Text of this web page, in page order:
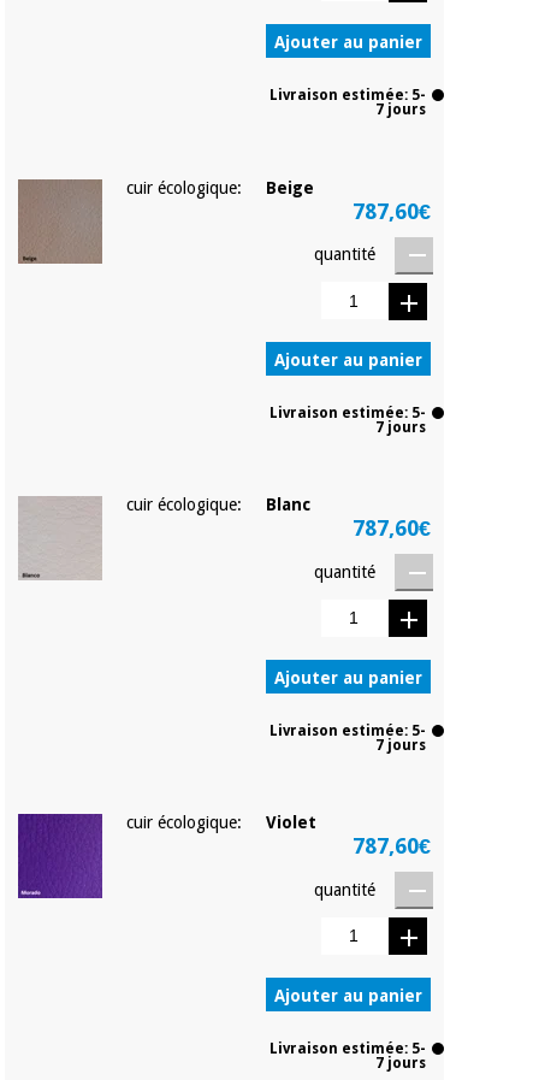
Ajouter au panier
Livraison estimée: 5-
7 jours
cuir écologique: Beige
787,60€
quantité
Ajouter au panier
Livraison estimée: 5-
7 jours
cuir écologique: Blanc
787,60€
quantité
Ajouter au panier
Livraison estimée: 5-
7 jours
cuir écologique: Violet
787,60€
quantité
Ajouter au panier
Livraison estimée: 5-
7 jours